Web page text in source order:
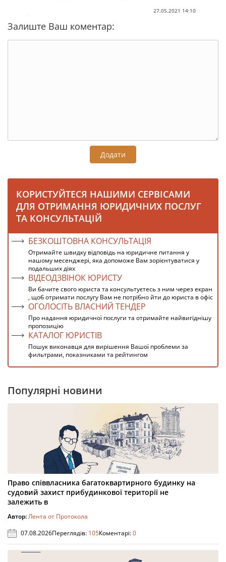
27.05.2021 14:10
Залиште Ваш коментар:
Додати
КОРИСТУЙТЕСЯ НАШИМИ СЕРВІСАМИ
ДЛЯ ОТРИМАННЯ ЮРИДИЧНИХ ПОСЛУГ
ТА КОНСУЛЬТАЦІЙ
БЕЗКОШТОВНА КОНСУЛЬТАЦІЯ
Отримайте швидку відповідь на юридичне питання у
нашому месенджері, яка допоможе Вам зорієнтуватися у
подальших діях
ВІДЕОДЗВІНОК ЮРИСТУ
Ви бачите свого юриста та консультуєтесь з ним через екран
, щоб отримати послугу Вам не потрібно йти до юриста в офіс
ОГОЛОСІТЬ ВЛАСНИЙ ТЕНДЕР
Про надання юридичної послуги та отримайте найвигіднішу
пропозицію
КАТАЛОГ ЮРИСТІВ
Пошук виконавця для вирішення Вашої проблеми за
фильтрами, показниками та рейтингом
Популярні новини
Право співвласника багатоквартирного будинку на
судовий захист прибудинкової території не
залежить в
Автор:Лента от Протокола
07.08.2026Переглядів: 105Коментарі:0